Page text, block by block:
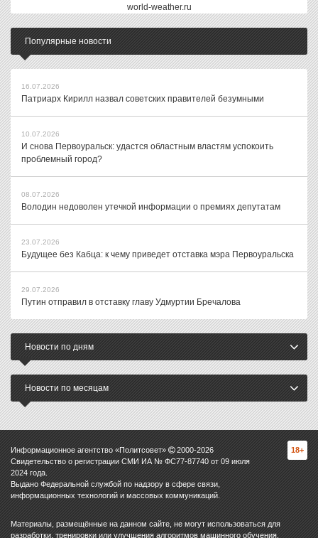
world-weather.ru
Популярные новости
16.07.2026
Патриарх Кирилл назвал советских правителей безумными
10.07.2026
И снова Первоуральск: удастся областным властям успокоить
проблемный город?
08.07.2026
Володин недоволен утечкой информации о премиях депутатам
23.07.2026
Будущее без Кабца: к чему приведет отставка мэра Первоуральска
29.07.2026
Путин отправил в отставку главу Удмуртии Бречалова
Новости по дням
Новости по месяцам
Информационное агентство «Политсовет» 2000-2026
Свидетельство о регистрации СМИ ИА № ФС77-87740 от 09 июля
2024 года.
Выдано Федеральной службой по надзору в сфере связи,
информационных технологий и массовых коммуникаций.
18+
Материалы, размещённые на данном сайте, не могут использоваться для
разработки, тренировки или улучшения алгоритмов машинного обучения,